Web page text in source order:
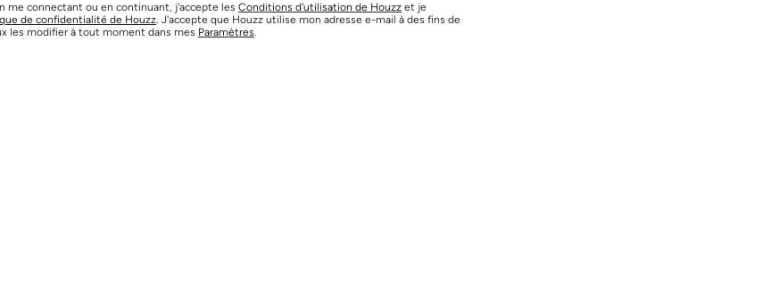
me connectant ou en continuant, j'accepte les Conditions d'utilisation de Houzz et je
de confidentialité de Houzz. J'accepte que Houzz utilise mon adresse e-mail à des fins de
les modifier à tout moment dans mes Paramètres.